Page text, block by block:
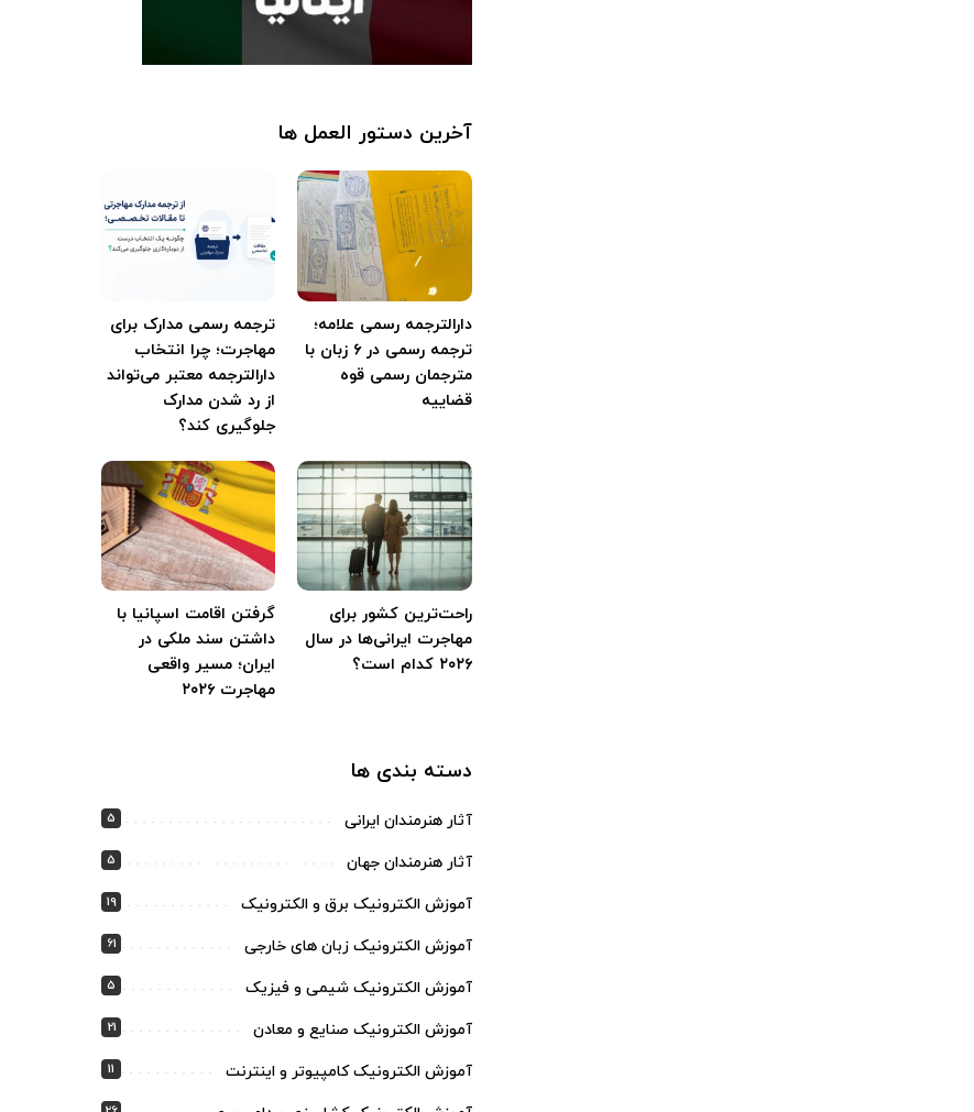
آخرین دستور العمل ها
دارالترجمه رسمی علامه؛
ترجمه رسمی در ۶ زبان با
مترجمان رسمی قوه
قضاییه
ترجمه رسمی مدارک برای
مهاجرت؛ چرا انتخاب
دارالترجمه معتبر می‌تواند
از رد شدن مدارک
جلوگیری کند؟
راحت‌ترین کشور برای
مهاجرت ایرانی‌ها در سال
۲۰۲۶ کدام است؟
گرفتن اقامت اسپانیا با
داشتن سند ملکی در
ایران؛ مسیر واقعی
مهاجرت ۲۰۲۶
دسته بندی ها
آثار هنرمندان ایرانی 5
آثار هنرمندان جهان 5
آموزش الکترونیک برق و الکترونیک 19
آموزش الکترونیک زبان های خارجی 61
آموزش الکترونیک شیمی و فیزیک 5
آموزش الکترونیک صنایع و معادن 21
آموزش الکترونیک کامپیوتر و اینترنت 11